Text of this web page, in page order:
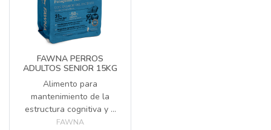
FAWNA PERROS
ADULTOS SENIOR 15KG
Alimento para
mantenimiento de la
estructura cognitiva y ...
FAWNA